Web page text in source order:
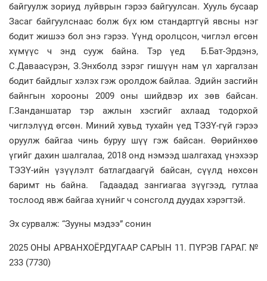
байгуулж зориуд луйврын гэрээ байгуулсан. Хууль бусаар
Засаг байгуулснаас болж бүх юм стандартгүй явсны нэг
бодит жишээ бол энэ гэрээ. Үүнд оролцсон, чиглэл өгсөн
хүмүүс ч энд сууж байна. Тэр үед Б.Бат-Эрдэнэ,
С.Даваасүрэн, З.Энхболд зэрэг гишүүн нам үл харгалзан
бодит байдлыг хэлэх гэж оролдож байлаа. Эдийн засгийн
байнгын хорооны 2009 оны шийдвэр их зөв байсан.
Г.Занданшатар тэр ажлын хэсгийг ахлаад тодорхой
чиглэлүүд өгсөн. Миний хувьд тухайн үед ТЭЗҮ-гүй гэрээ
оруулж байгаа чинь буруу шүү гэж байсан. Өөрийнхөө
үгийг дахин шалгалаа, 2018 онд нэмээд шалгахад үнэхээр
ТЭЗҮ-ийн үзүүлэлт батлагдаагүй байсан, сүүлд нөхсөн
баримт нь байна. Гадаадад зангиагаа зүүгээд, гутлаа
тослоод явж байгаа хүнийг ч сонсголд дуудах хэрэгтэй.
Эх сурвалж: “Зууны мэдээ” сонин
2025 ОНЫ АРВАНХОЁРДУГААР САРЫН 11. ПҮРЭВ ГАРАГ. №
233 (7730)